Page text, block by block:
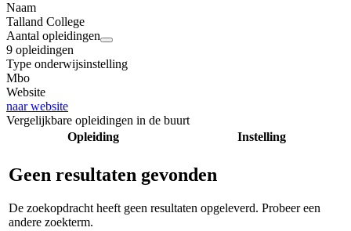
Naam
Talland College
Aantal opleidingen
9 opleidingen
Type onderwijsinstelling
Mbo
Website
naar website
Vergelijkbare opleidingen in de buurt
Opleiding
Instelling
Geen resultaten gevonden
De zoekopdracht heeft geen resultaten opgeleverd. Probeer een
andere zoekterm.